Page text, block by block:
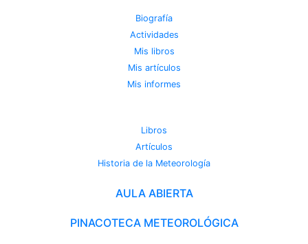
Biografía
Actividades
Mis libros
Mis artículos
Mis informes
Libros
Artículos
Historia de la Meteorología
AULA ABIERTA
PINACOTECA METEOROLÓGICA